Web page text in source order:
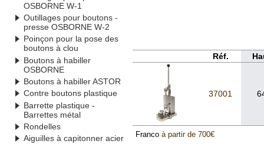
OSBORNE W-1
Outillages pour boutons -
presse OSBORNE W-2
Poinçon pour la pose des
boutons à clou
Boutons à habiller
OSBORNE
Boutons à habiller ASTOR
Contre boutons plastique
Barrette plastique -
Barrettes métal
Rondelles
Aiguilles à capitonner acier
Réf.
37001
Franco à partir de 700€